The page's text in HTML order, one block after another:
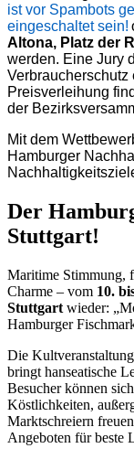
ist vor Spambots
eingeschaltet sein!
Altona, Platz der
werden. Eine Jury
Verbraucherschutz
Preisverleihung
der
Mit dem
Hamburger
Der
Stuttgart!
Maritime Stimmung,
Charme – vom 10.
Stuttgart wieder:
Hamburger
Die
bringt hanseatische
Besucher können
Köstlichkeiten,
Marktschreiern
Angeboten für beste